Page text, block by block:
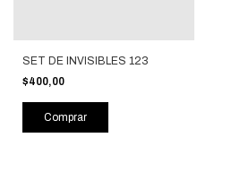
SET DE INVISIBLES 123
$400,00